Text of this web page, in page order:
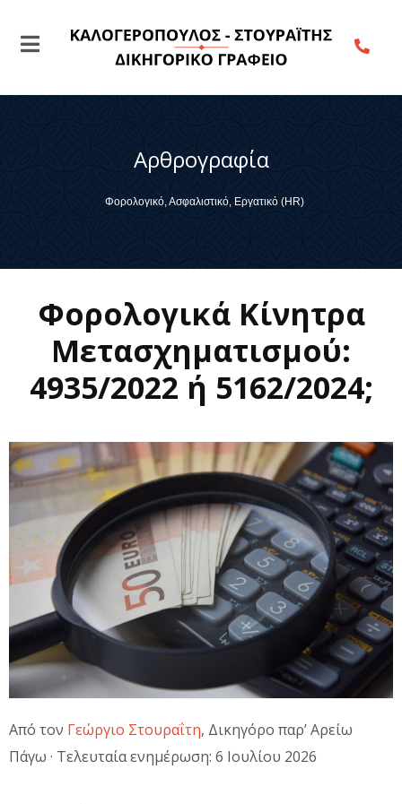
Αρθρογραφία
Φορολογικό, Ασφαλιστικό, Εργατικό (HR)
Φορολογικά Κίνητρα
Μετασχηματισμού:
4935/2022 ή 5162/2024;
Από τον Γεώργιο Στουραΐτη, Δικηγόρο παρ’ Αρείω
Πάγω · Τελευταία ενημέρωση: 6 Ιουλίου 2026